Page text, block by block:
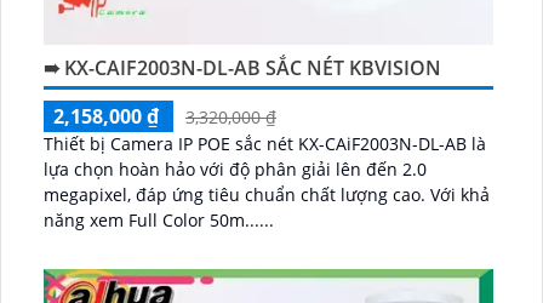
➠ KX-CAIF2003N-DL-AB SẮC NÉT KBVISION
2,158,000 ₫
3,320,000 ₫
Thiết bị Camera IP POE sắc nét KX-CAiF2003N-DL-AB là
lựa chọn hoàn hảo với độ phân giải lên đến 2.0
megapixel, đáp ứng tiêu chuẩn chất lượng cao. Với khả
năng xem Full Color 50m......